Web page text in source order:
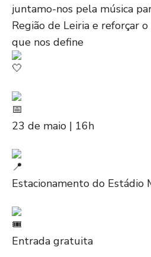
juntamo-nos pela música
Região de Leiria e reforçar
que nos define
23 de maio | 16h
Estacionamento do Estádio
Entrada gratuita